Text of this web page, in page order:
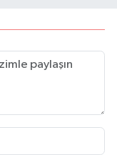
değil, her hafta gelişen
okumaları ve
için yazmaya devam